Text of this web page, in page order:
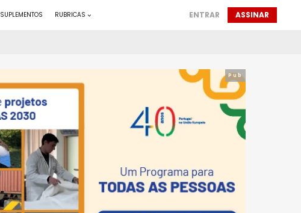
SUPLEMENTOS RUBRICAS ENTRAR ASSINAR
Pub